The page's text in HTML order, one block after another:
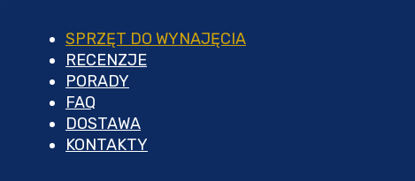
SPRZĘT DO WYNAJĘCIA
RECENZJE
PORADY
FAQ
DOSTAWA
KONTAKTY